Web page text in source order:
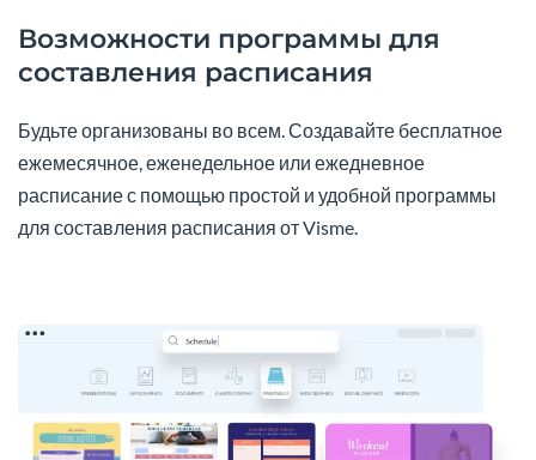
Возможности программы для
составления расписания
Будьте организованы во всем. Создавайте бесплатное
ежемесячное, еженедельное или ежедневное
расписание с помощью простой и удобной программы
для составления расписания от Visme.